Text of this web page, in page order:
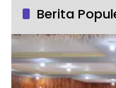
Berita